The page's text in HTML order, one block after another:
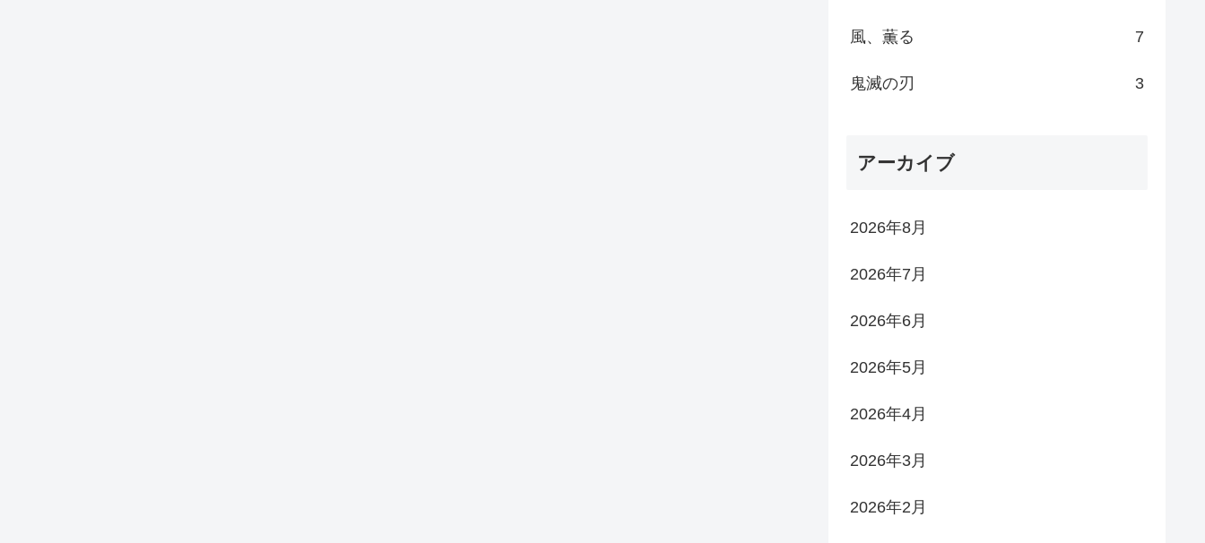
風、薫る 7
鬼滅の刃 3
アーカイブ
2026年8月
2026年7月
2026年6月
2026年5月
2026年4月
2026年3月
2026年2月